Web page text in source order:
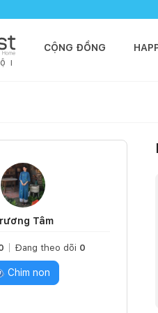
Ộ I
CỘNG ĐỒNG
Tâm
Đang theo dõi 0
Chim non